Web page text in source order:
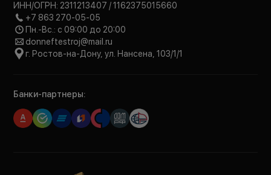
ИНН/ОГРН: 2311213407 / 1162375015660
+7 863 270-05-05
Пн.-Вс.: с 09:00 до 20:00
donneftestroj@mail.ru
г. Ростов-на-Дону, ул. Нансена, 103/1/1
Банки-партнеры: